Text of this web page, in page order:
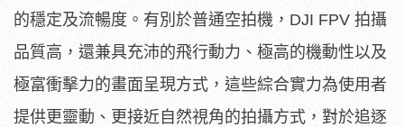
的穩定及流暢度。有別於普通空拍機，DJI FPV 拍攝
品質高，還兼具充沛的飛行動力、極高的機動性以及
極富衝擊力的畫面呈現方式，這些綜合實力為使用者
提供更靈動、更接近自然視角的拍攝方式，對於追逐